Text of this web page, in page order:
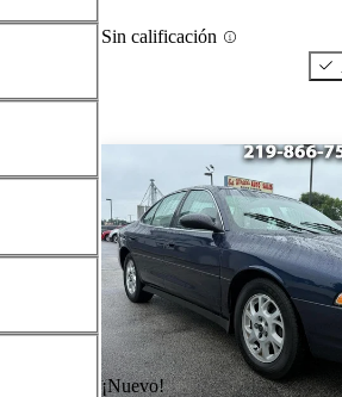
Sin calificación
¡Nuevo!